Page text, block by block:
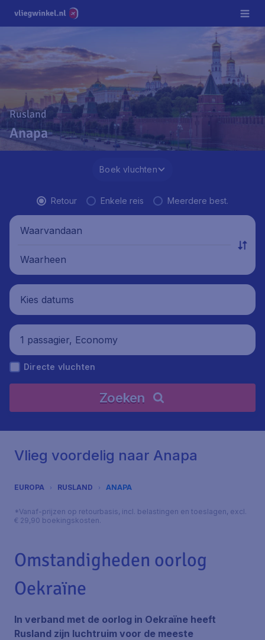
Rusland
Anapa
Boek vluchten
Retour Enkele reis Meerdere best.
Waarvandaan
Waarheen
Kies datums
1 passagier, Economy
Directe vluchten
Zoeken
Vlieg voordelig naar Anapa
EUROPA RUSLAND ANAPA
*Vanaf-prijzen op retourbasis, incl. belastingen en toeslagen, excl.
€ 29,90 boekingskosten.
Omstandigheden oorlog
Oekraïne
In verband met de oorlog in Oekraïne heeft
Rusland zijn luchtruim voor de meeste